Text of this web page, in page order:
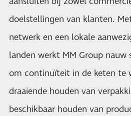
doelstellingen van klanten.
netwerk en een lokale
landen werkt MM Group
om continuïteit in de keten te
draaiende houden van
beschikbaar houden van